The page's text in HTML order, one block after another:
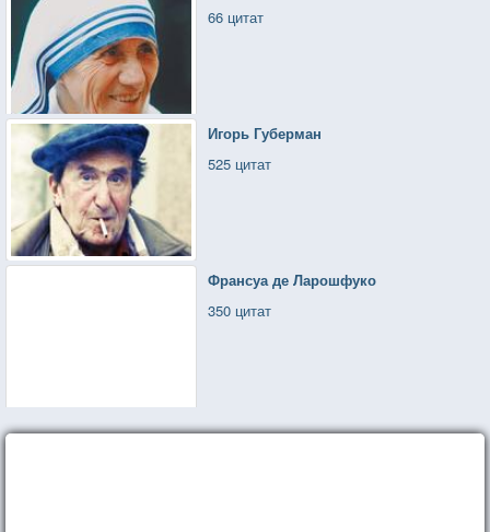
66 цитат
Игорь Губерман
525 цитат
Франсуа де Ларошфуко
350 цитат